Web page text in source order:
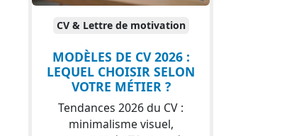
CV & Lettre de motivation
MODÈLES DE CV 2026 :
LEQUEL CHOISIR SELON
VOTRE MÉTIER ?
Tendances 2026 du CV :
minimalisme visuel,